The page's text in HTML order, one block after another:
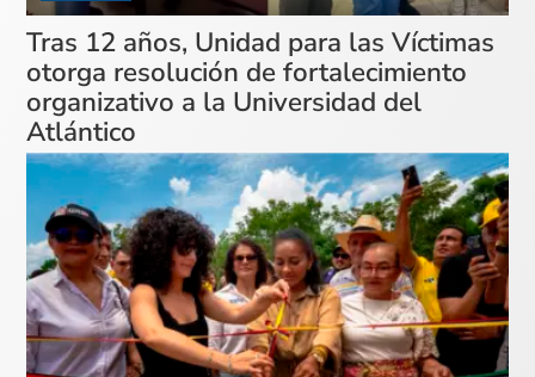
Tras 12 años, Unidad para las Víctimas
otorga resolución de fortalecimiento
organizativo a la Universidad del
Atlántico